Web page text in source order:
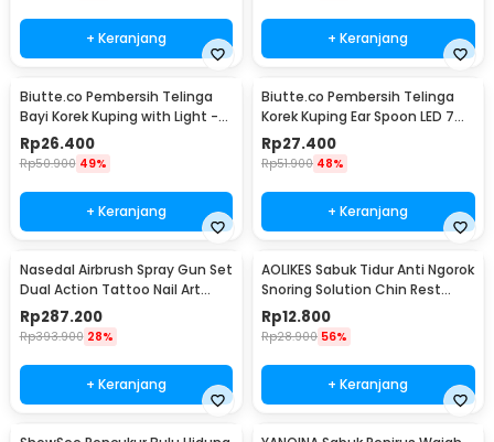
+ Keranjang + Keranjang
Biutte.co Pembersih Telinga
Bayi Korek Kuping with Light -
0ZJX9
Rp26.400
Rp50.900 49%
+ Keranjang
Biutte.co Pembersih Telinga
Korek Kuping Ear Spoon LED 7
PCS - JC9
Rp27.400
Rp51.900 48%
+ Keranjang
Nasedal Airbrush Spray Gun Set
Dual Action Tattoo Nail Art
Painting - NT-180K-3
Rp287.200
Rp393.900 28%
+ Keranjang
AOLIKES Sabuk Tidur Anti Ngorok
Snoring Solution Chin Rest
Band Strap - 2107
Rp12.800
Rp28.900 56%
+ Keranjang